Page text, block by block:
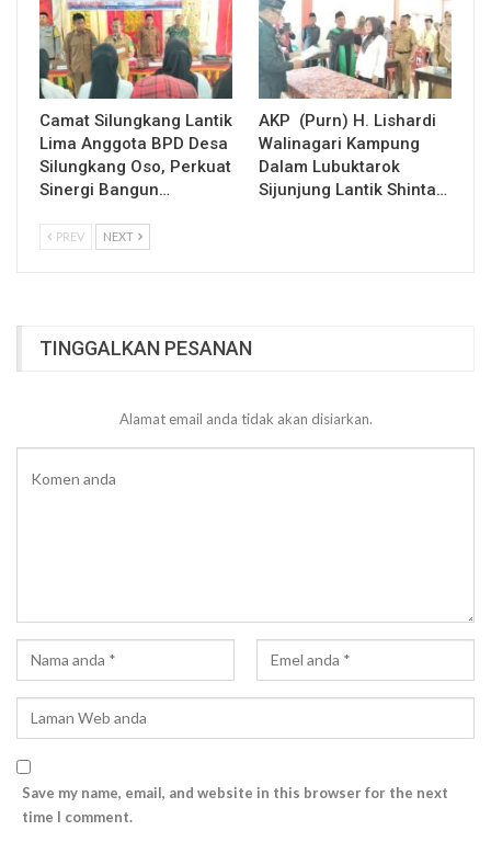
Camat Silungkang Lantik
Lima Anggota BPD Desa
Silungkang Oso, Perkuat
Sinergi Bangun…
AKP (Purn) H. Lishardi
Walinagari Kampung
Dalam Lubuktarok
Sijunjung Lantik Shinta…
PREV NEXT
TINGGALKAN PESANAN
Alamat email anda tidak akan disiarkan.
Save my name, email, and website in this browser for the next
time I comment.